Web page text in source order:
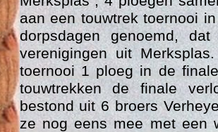
aan een touwtrek toernooi
dorpsdagen genoemd,
verenigingen uit
toernooi 1 ploeg in de
touwtrekken de finale
bestond uit 6 broers
ze nog eens mee met een